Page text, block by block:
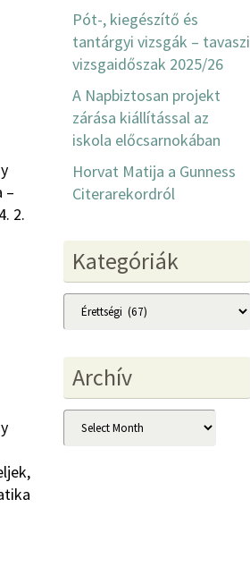
–
2.
Pót-, kiegészítő és
tantárgyi vizsgák – tavaszi
vizsgaidőszak 2025/26
A Napbiztosan projekt
zárása kiállítással az
iskola előcsarnokában
Horvat Matija a Gunness
Citerarekordról
Kategóriák
Kategóriák
Archív
Archív